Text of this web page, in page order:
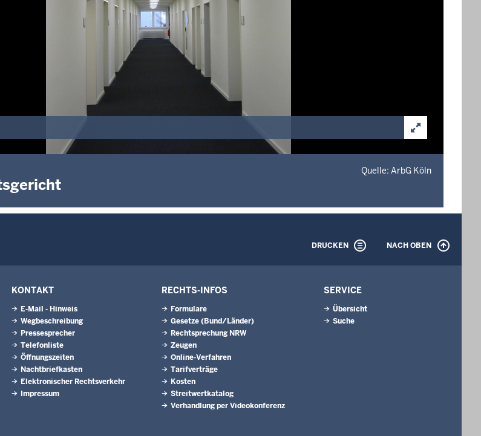
Quelle: ArbG Köln
DRUCKEN NACH OBEN
KONTAKT
E-Mail - Hinweis
Wegbeschreibung
Pressesprecher
Telefonliste
Öffnungszeiten
Nachtbriefkasten
Elektronischer Rechtsverkehr
Impressum
RECHTS-INFOS
Formulare
Gesetze (Bund/Länder)
Rechtsprechung NRW
Zeugen
Online-Verfahren
Tarifverträge
Kosten
Streitwertkatalog
Verhandlung per Videokonferenz
SERVICE
Übersicht
Suche